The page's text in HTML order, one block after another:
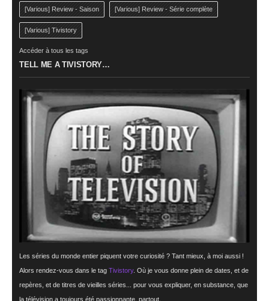
[Various] Review - Saison [Various] Review - Série complète
[Various] Tivistory
Accéder à tous les tags
TELL ME A TIVISTORY…
Les séries du monde entier piquent votre curiosité ? Tant mieux, à moi aussi !
Alors rendez-vous dans le tagTivistory. Où je vous donne plein de dates, et de
repères, et de titres de vieilles séries... pour vous expliquer, en substance, que
la télévision a toujours été passionnante, partout.